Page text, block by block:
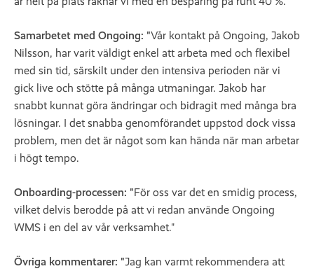
Samarbetet med Ongoing: "Vår kontakt på Ongoing, Jakob
Nilsson, har varit väldigt enkel att arbeta med och flexibel
med sin tid, särskilt under den intensiva perioden när vi
gick live och stötte på många utmaningar. Jakob har
snabbt kunnat göra ändringar och bidragit med många bra
lösningar. I det snabba genomförandet uppstod dock vissa
problem, men det är något som kan hända när man arbetar
i högt tempo.
Onboarding-processen: "För oss var det en smidig process,
vilket delvis berodde på att vi redan använde Ongoing
WMS i en del av vår verksamhet."
Övriga kommentarer: "Jag kan varmt rekommendera att